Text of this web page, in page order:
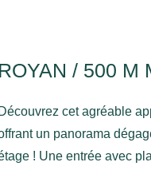
ROYAN / 500 M
Découvrez cet agréable
panorama dégagé et aperçu mer depuis le 9ème
! Une entrée avec